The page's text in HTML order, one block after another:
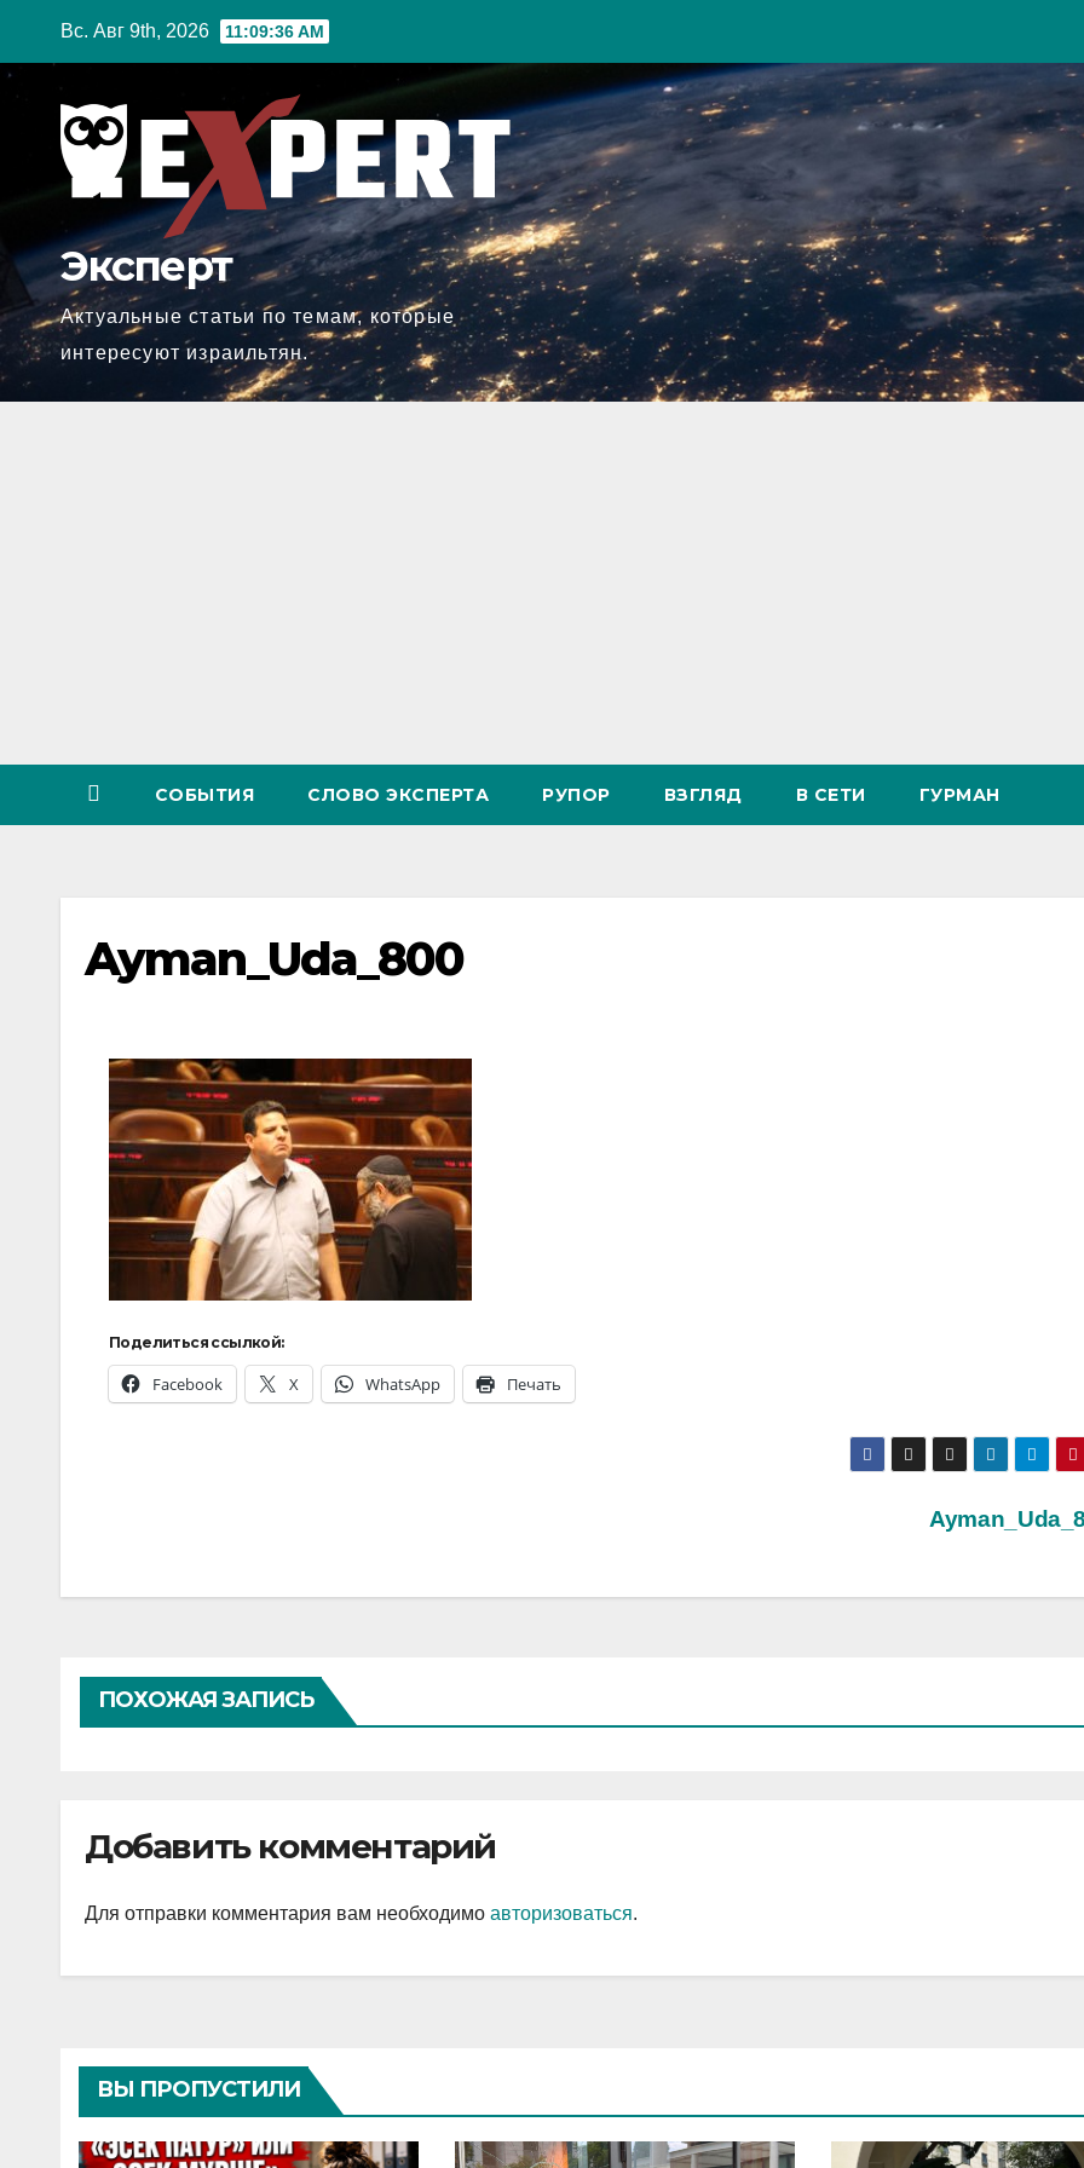
Вс. Авг 9th, 2026 11:09:37 AM
Эксперт
Актуальные статьи по темам, которые
интересуют израильтян.
СОБЫТИЯ СЛОВО ЭКСПЕРТА РУПОР ВЗГЛЯД В СЕТИ ГУРМАН
Ayman_Uda_800
Поделиться ссылкой:
Facebook X WhatsApp Печать
ПОХОЖАЯ ЗАПИСЬ
Добавить комментарий
Для отправки комментария вам необходимо авторизоваться.
ВЫ ПРОПУСТИЛИ